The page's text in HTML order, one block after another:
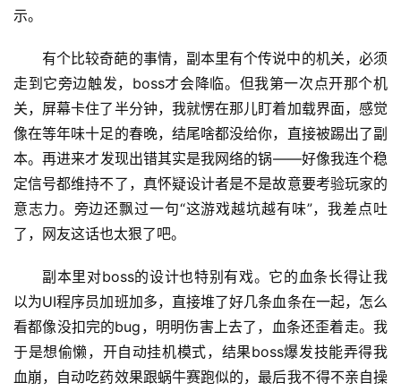
示。
有个比较奇葩的事情，副本里有个传说中的机关，必须
走到它旁边触发，boss才会降临。但我第一次点开那个机
关，屏幕卡住了半分钟，我就愣在那儿盯着加载界面，感觉
像在等年味十足的春晚，结尾啥都没给你，直接被踢出了副
本。再进来才发现出错其实是我网络的锅——好像我连个稳
定信号都维持不了，真怀疑设计者是不是故意要考验玩家的
意志力。旁边还飘过一句“这游戏越坑越有味”，我差点吐
了，网友这话也太狠了吧。
副本里对boss的设计也特别有戏。它的血条长得让我
以为UI程序员加班加多，直接堆了好几条血条在一起，怎么
看都像没扣完的bug，明明伤害上去了，血条还歪着走。我
于是想偷懒，开自动挂机模式，结果boss爆发技能弄得我
血崩，自动吃药效果跟蜗牛赛跑似的，最后我不得不亲自操